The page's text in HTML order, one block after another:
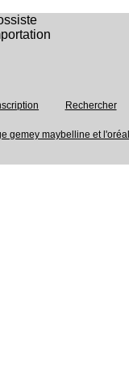
Rechercher
gemey maybelline et l'oréal